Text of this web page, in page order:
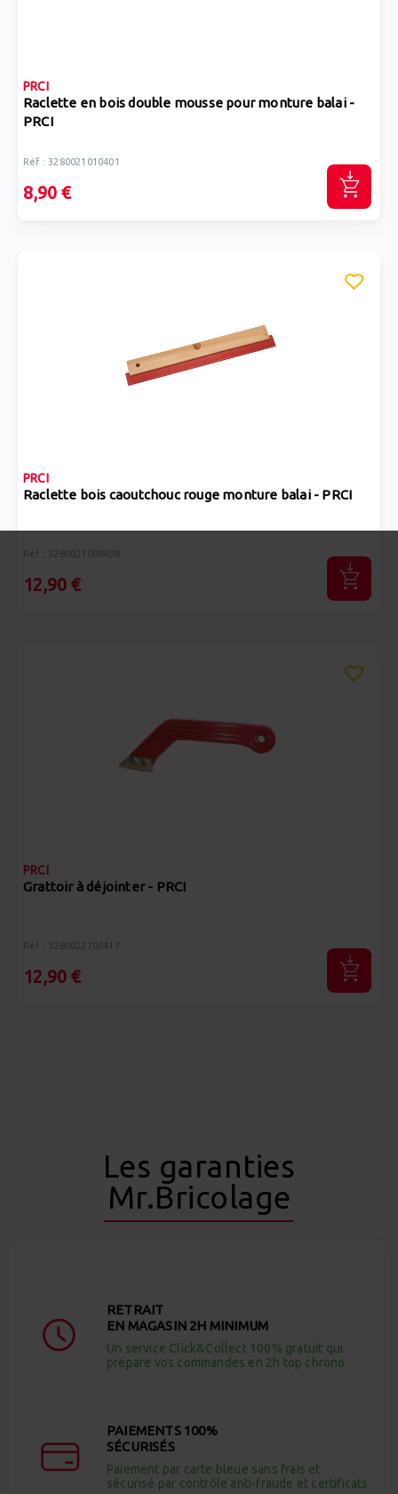
PRCI
Raclette en bois double mousse pour monture balai -
PRCI
Réf : 3280021010401
8,90 €
PRCI
Raclette bois caoutchouc rouge monture balai - PRCI
Réf : 3280021008408
12,90 €
PRCI
Grattoir à déjointer - PRCI
Réf : 3280022700417
12,90 €
Les garanties
Mr.Bricolage
RETRAIT
EN MAGASIN 2H MINIMUM
Un service Click&Collect 100% gratuit qui
prépare vos commandes en 2h top chrono
PAIEMENTS 100%
SÉCURISÉS
Paiement par carte bleue sans frais et
sécurisé par contrôle anti-fraude et certificats